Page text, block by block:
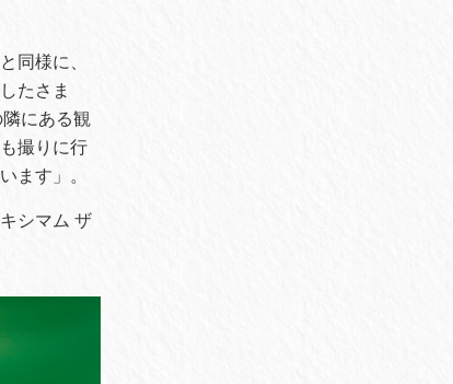
同様に、
たさま
にある観
撮りに行
ます」。
シマム ザ